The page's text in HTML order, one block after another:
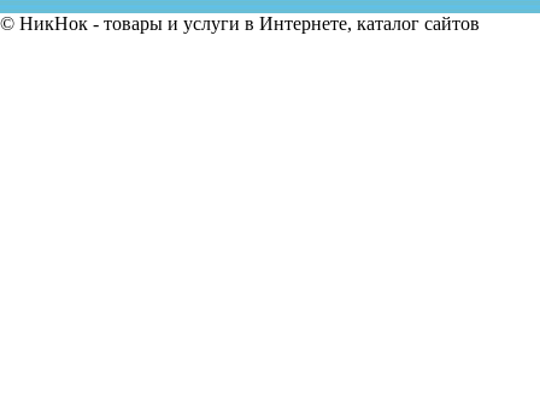
© НикНок - товары и услуги в Интернете, каталог сайтов